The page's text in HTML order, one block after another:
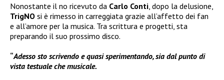
Nonostante il no ricevuto da Carlo Conti , dopo la delusione,
TrigNO si è rimesso in carreggiata grazie all’affetto dei fan
e all’amore per la musica. Tra scrittura e progetti, sta
preparando il suo prossimo disco.
“Adesso sto scrivendo e quasi sperimentando, sia dal punto di
vista testuale che musicale.